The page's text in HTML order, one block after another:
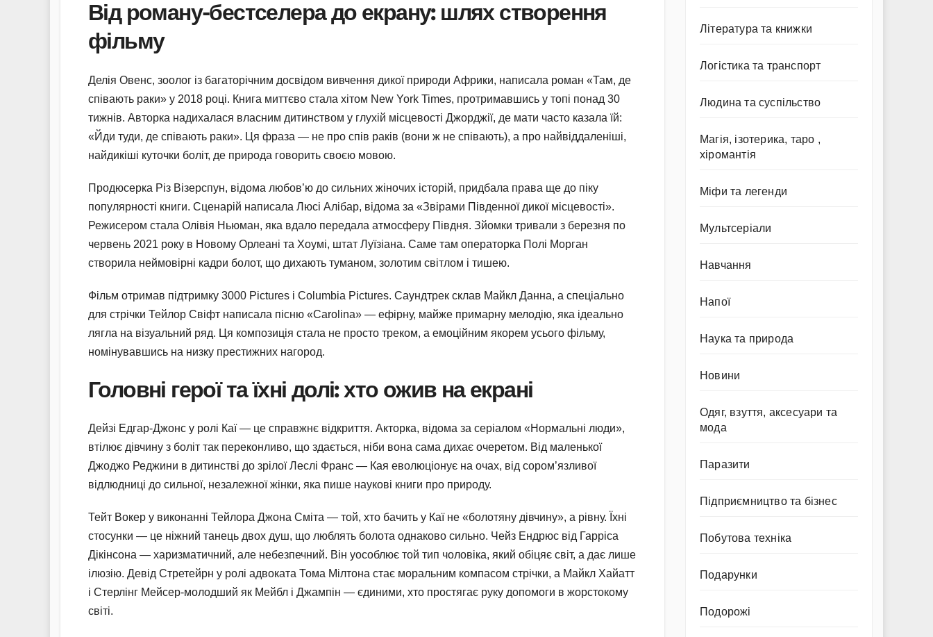
Від роману-бестселера до екрану: шлях створення
фільму
Делія Овенс, зоолог із багаторічним досвідом вивчення дикої природи Африки, написала роман «Там, де
співають раки» у 2018 році. Книга миттєво стала хітом New York Times, протримавшись у топі понад 30
тижнів. Авторка надихалася власним дитинством у глухій місцевості Джорджії, де мати часто казала їй:
«Йди туди, де співають раки». Ця фраза — не про спів раків (вони ж не співають), а про найвіддаленіші,
найдикіші куточки боліт, де природа говорить своєю мовою.
Продюсерка Різ Візерспун, відома любов’ю до сильних жіночих історій, придбала права ще до піку
популярності книги. Сценарій написала Люсі Алібар, відома за «Звірами Південної дикої місцевості».
Режисером стала Олівія Ньюман, яка вдало передала атмосферу Півдня. Зйомки тривали з березня по
червень 2021 року в Новому Орлеані та Хоумі, штат Луїзіана. Саме там операторка Полі Морган
створила неймовірні кадри болот, що дихають туманом, золотим світлом і тишею.
Фільм отримав підтримку 3000 Pictures і Columbia Pictures. Саундтрек склав Майкл Данна, а спеціально
для стрічки Тейлор Свіфт написала пісню «Carolina» — ефірну, майже примарну мелодію, яка ідеально
лягла на візуальний ряд. Ця композиція стала не просто треком, а емоційним якорем усього фільму,
номінувавшись на низку престижних нагород.
Головні герої та їхні долі: хто ожив на екрані
Дейзі Едгар-Джонс у ролі Каї — це справжнє відкриття. Акторка, відома за серіалом «Нормальні люди»,
втілює дівчину з боліт так переконливо, що здається, ніби вона сама дихає очеретом. Від маленької
Джоджо Реджини в дитинстві до зрілої Леслі Франс — Кая еволюціонує на очах, від сором’язливої
відлюдниці до сильної, незалежної жінки, яка пише наукові книги про природу.
Тейт Вокер у виконанні Тейлора Джона Сміта — той, хто бачить у Каї не «болотяну дівчину», а рівну. Їхні
стосунки — це ніжний танець двох душ, що люблять болота однаково сильно. Чейз Ендрюс від Гарріса
Дікінсона — харизматичний, але небезпечний. Він уособлює той тип чоловіка, який обіцяє світ, а дає лише
ілюзію. Девід Стретейрн у ролі адвоката Тома Мілтона стає моральним компасом стрічки, а Майкл Хайатт
і Стерлінг Мейсер-молодший як Мейбл і Джампін — єдиними, хто простягає руку допомоги в жорстокому
світі.
Література та книжки
Логістика та транспорт
Людина та суспільство
Магія, ізотерика, таро ,
хіромантія
Міфи та легенди
Мультсеріали
Навчання
Напої
Наука та природа
Новини
Одяг, взуття, аксесуари та
мода
Паразити
Підприємництво та бізнес
Побутова техніка
Подарунки
Подорожі